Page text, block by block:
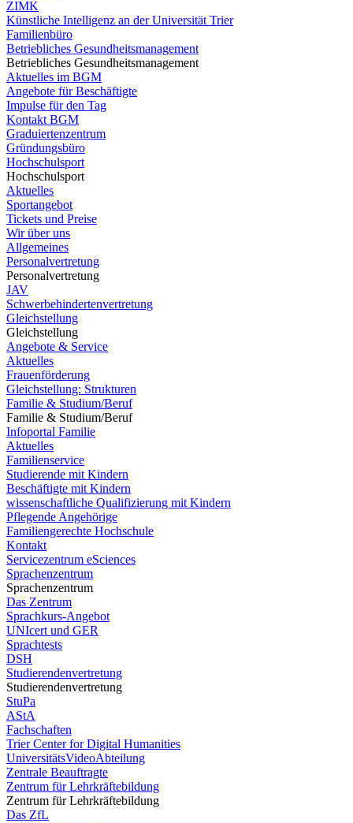
ZIMK
Künstliche Intelligenz an der Universität Trier
Familienbüro
Betriebliches Gesundheitsmanagement
Betriebliches Gesundheitsmanagement
Aktuelles im BGM
Angebote für Beschäftigte
Impulse für den Tag
Kontakt BGM
Graduiertenzentrum
Gründungsbüro
Hochschulsport
Hochschulsport
Aktuelles
Sportangebot
Tickets und Preise
Wir über uns
Allgemeines
Personalvertretung
Personalvertretung
JAV
Schwerbehindertenvertretung
Gleichstellung
Gleichstellung
Angebote & Service
Aktuelles
Frauenförderung
Gleichstellung: Strukturen
Familie & Studium/Beruf
Familie & Studium/Beruf
Infoportal Familie
Aktuelles
Familienservice
Studierende mit Kindern
Beschäftigte mit Kindern
wissenschaftliche Qualifizierung mit Kindern
Pflegende Angehörige
Familiengerechte Hochschule
Kontakt
Servicezentrum eSciences
Sprachenzentrum
Sprachenzentrum
Das Zentrum
Sprachkurs-Angebot
UNIcert und GER
Sprachtests
DSH
Studierendenvertretung
Studierendenvertretung
StuPa
AStA
Fachschaften
Trier Center for Digital Humanities
UniversitätsVideoAbteilung
Zentrale Beauftragte
Zentrum für Lehrkräftebildung
Zentrum für Lehrkräftebildung
Das ZfL